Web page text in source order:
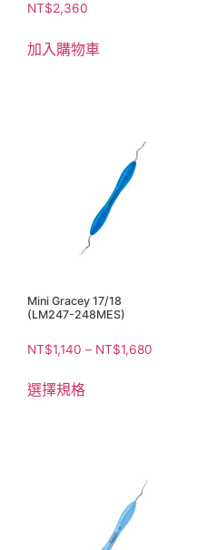
NT$2,360
加入購物車
Mini Gracey 17/18
(LM247-248MES)
NT$1,140 – NT$1,680
選擇規格